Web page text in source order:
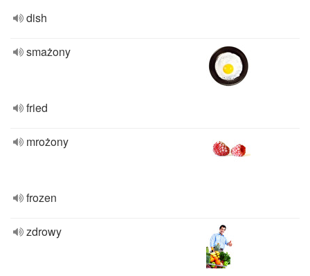
dish
smażony
fried
mrożony
frozen
zdrowy